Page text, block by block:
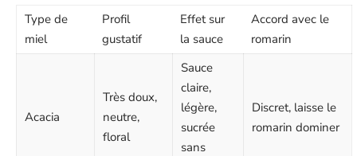
Type de
miel
Profil
gustatif
Effet sur
la sauce
Accord avec le
romarin
Acacia
Très doux,
neutre,
floral
Sauce
claire,
légère,
sucrée
sans
Discret, laisse le
romarin dominer